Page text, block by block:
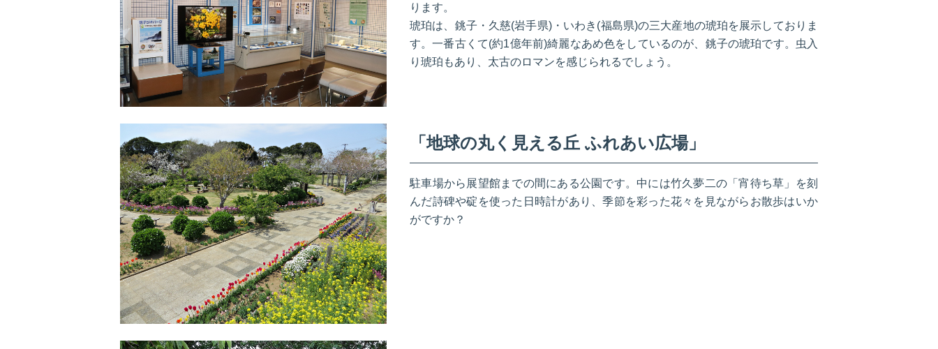
ります。
琥珀は、銚子・久慈(岩手県)・いわき(福島県)の三大産地の琥珀を展示しておりま
す。一番古くて(約1億年前)綺麗なあめ色をしているのが、銚子の琥珀です。虫入
り琥珀もあり、太古のロマンを感じられるでしょう。
「地球の丸く見える丘 ふれあい広場」
駐車場から展望館までの間にある公園です。中には竹久夢二の「宵待ち草」を刻
んだ詩碑や碇を使った日時計があり、季節を彩った花々を見ながらお散歩はいか
がですか？